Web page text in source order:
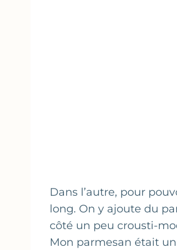
Dans l’autre, pour
long. On y ajoute du
côté un peu crousti-
Mon parmesan était un